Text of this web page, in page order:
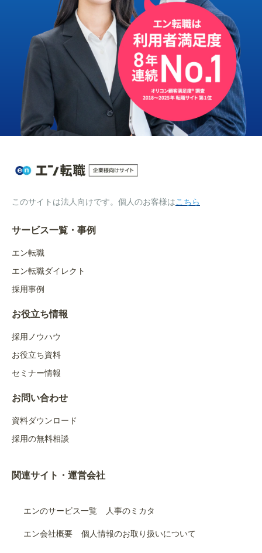
このサイトは法人向けです。個人のお客様はこちら
サービス一覧・事例
エン転職
エン転職ダイレクト
採用事例
お役立ち情報
採用ノウハウ
お役立ち資料
セミナー情報
お問い合わせ
資料ダウンロード
採用の無料相談
関連サイト・運営会社
エンのサービス一覧 人事のミカタ
エン会社概要 個人情報のお取り扱いについて